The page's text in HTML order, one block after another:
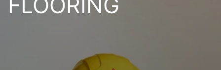
FLOORING